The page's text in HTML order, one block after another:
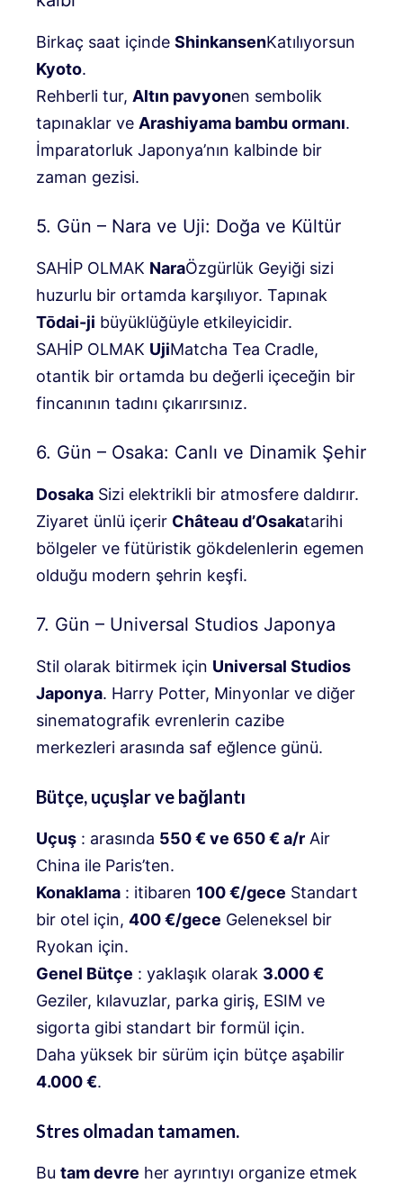
Birkaç saat içinde ShinkansenKatılıyorsun
Kyoto.
Rehberli tur, Altın pavyonen sembolik
tapınaklar ve Arashiyama bambu ormanı.
İmparatorluk Japonya’nın kalbinde bir
zaman gezisi.
5. Gün – Nara ve Uji: Doğa ve Kültür
SAHİP OLMAK NaraÖzgürlük Geyiği sizi
huzurlu bir ortamda karşılıyor. Tapınak
Tōdai-ji büyüklüğüyle etkileyicidir.
SAHİP OLMAK UjiMatcha Tea Cradle,
otantik bir ortamda bu değerli içeceğin bir
fincanının tadını çıkarırsınız.
6. Gün – Osaka: Canlı ve Dinamik Şehir
Dosaka Sizi elektrikli bir atmosfere daldırır.
Ziyaret ünlü içerir Château d’Osakatarihi
bölgeler ve fütüristik gökdelenlerin egemen
olduğu modern şehrin keşfi.
7. Gün – Universal Studios Japonya
Stil olarak bitirmek için Universal Studios
Japonya. Harry Potter, Minyonlar ve diğer
sinematografik evrenlerin cazibe
merkezleri arasında saf eğlence günü.
Bütçe, uçuşlar ve bağlantı
Uçuş : arasında 550 € ve 650 € a/r Air
China ile Paris’ten.
Konaklama : itibaren 100 €/gece Standart
bir otel için, 400 €/gece Geleneksel bir
Ryokan için.
Genel Bütçe : yaklaşık olarak 3.000 €
Geziler, kılavuzlar, parka giriş, ESIM ve
sigorta gibi standart bir formül için.
Daha yüksek bir sürüm için bütçe aşabilir
4.000 €.
Stres olmadan tamamen.
Bu tam devre her ayrıntıyı organize etmek